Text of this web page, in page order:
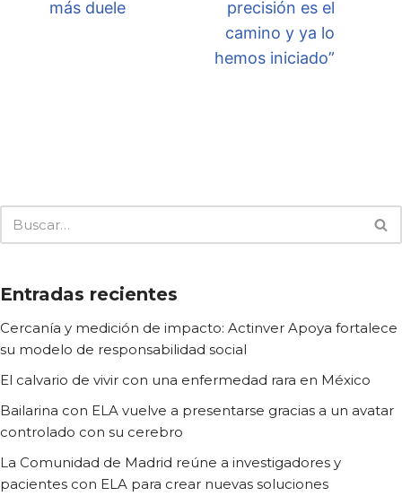
más duele
precisión es el
camino y ya lo
hemos iniciado”
Entradas recientes
Cercanía y medición de impacto: Actinver Apoya fortalece
su modelo de responsabilidad social
El calvario de vivir con una enfermedad rara en México
Bailarina con ELA vuelve a presentarse gracias a un avatar
controlado con su cerebro
La Comunidad de Madrid reúne a investigadores y
pacientes con ELA para crear nuevas soluciones